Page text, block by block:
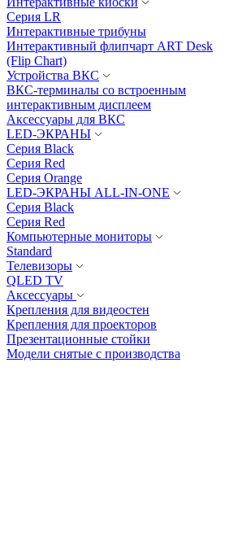
Серия LR
Интерактивные трибуны
Интерактивный флипчарт ART Desk
(Flip Chart)
Устройства ВКС
ВКС-терминалы со встроенным
интерактивным дисплеем
Аксессуары для ВКС
LED-ЭКРАНЫ
Серия Black
Серия Red
Серия Orange
LED-ЭКРАНЫ ALL-IN-ONE
Cерия Black
Cерия Red
Компьютерные мониторы
Standard
Телевизоры
QLED TV
Аксессуары
Крепления для видеостен
Крепления для проекторов
Презентационные стойки
Модели снятые с производства